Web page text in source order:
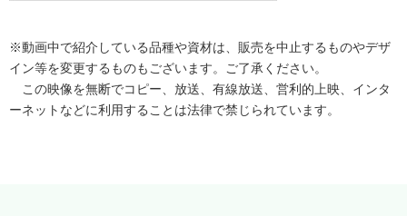
※動画中で紹介している品種や資材は、販売を中止するものやデザ
イン等を変更するものもございます。ご了承ください。
この映像を無断でコピー、放送、有線放送、営利的上映、インタ
ーネットなどに利用することは法律で禁じられています。